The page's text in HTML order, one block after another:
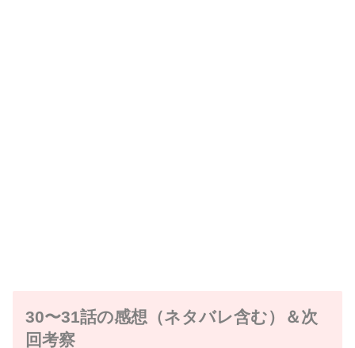
30〜31話の感想（ネタバレ含む）＆次
回考察